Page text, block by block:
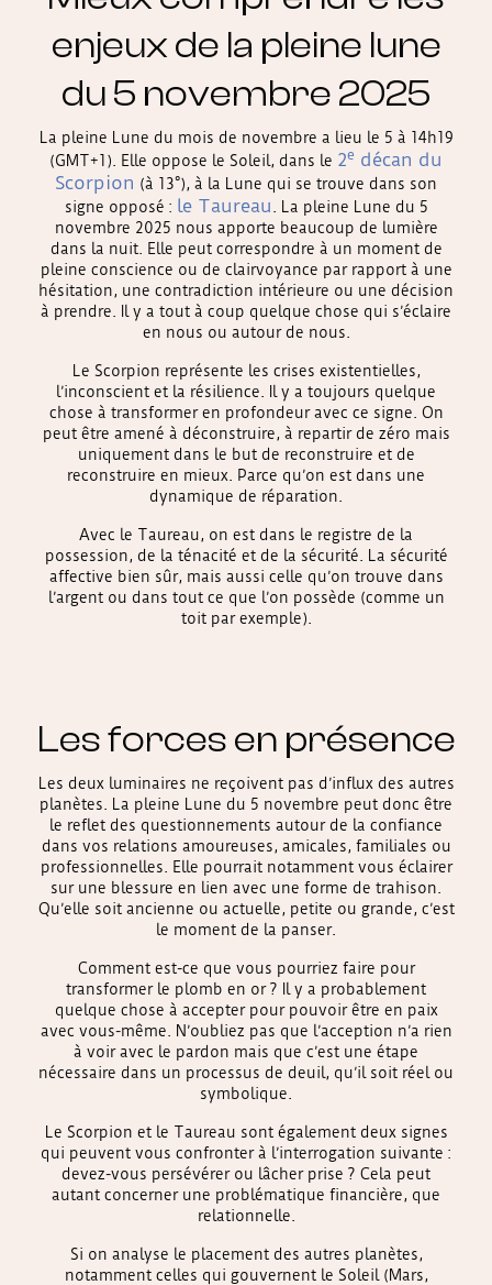
enjeux de la pleine lune
du 5 novembre 2025
La pleine Lune du mois de novembre a lieu le 5 à 14h19
(GMT+1). Elle oppose le Soleil, dans le 2e décan du
Scorpion (à 13°), à la Lune qui se trouve dans son
signe opposé : le Taureau . La pleine Lune du 5
novembre 2025 nous apporte beaucoup de lumière
dans la nuit. Elle peut correspondre à un moment de
pleine conscience ou de clairvoyance par rapport à une
hésitation, une contradiction intérieure ou une décision
à prendre. Il y a tout à coup quelque chose qui s’éclaire
en nous ou autour de nous.
Le Scorpion représente les crises existentielles,
l’inconscient et la résilience. Il y a toujours quelque
chose à transformer en profondeur avec ce signe. On
peut être amené à déconstruire, à repartir de zéro mais
uniquement dans le but de reconstruire et de
reconstruire en mieux. Parce qu’on est dans une
dynamique de réparation.
Avec le Taureau, on est dans le registre de la
possession, de la ténacité et de la sécurité. La sécurité
affective bien sûr, mais aussi celle qu’on trouve dans
l’argent ou dans tout ce que l’on possède (comme un
toit par exemple).
Les forces en présence
Les deux luminaires ne reçoivent pas d’influx des autres
planètes. La pleine Lune du 5 novembre peut donc être
le reflet des questionnements autour de la confiance
dans vos relations amoureuses, amicales, familiales ou
professionnelles. Elle pourrait notamment vous éclairer
sur une blessure en lien avec une forme de trahison.
Qu’elle soit ancienne ou actuelle, petite ou grande, c’est
le moment de la panser.
Comment est-ce que vous pourriez faire pour
transformer le plomb en or ? Il y a probablement
quelque chose à accepter pour pouvoir être en paix
avec vous-même. N’oubliez pas que l’acception n’a rien
à voir avec le pardon mais que c’est une étape
nécessaire dans un processus de deuil, qu’il soit réel ou
symbolique.
Le Scorpion et le Taureau sont également deux signes
qui peuvent vous confronter à l’interrogation suivante :
devez-vous persévérer ou lâcher prise ? Cela peut
autant concerner une problématique financière, que
relationnelle.
Si on analyse le placement des autres planètes,
notamment celles qui gouvernent le Soleil (Mars,